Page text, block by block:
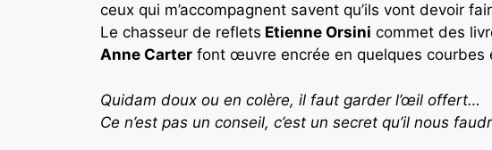
ceux qui m’accompagnent savent qu’ils vont devoir
Le chasseur de reflets Etienne Orsini commet des
Anne Carter font œuvre encrée en quelques courbes
Quidam doux ou en colère, il faut garder l’œil offert…
Ce n’est pas un conseil, c’est un secret qu’il nous